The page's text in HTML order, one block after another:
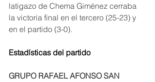
latigazo de Chema Giménez cerraba
la victoria final en el tercero (25-23) y
en el partido (3-0).
Estadísticas del partido
GRUPO RAFAEL AFONSO SAN